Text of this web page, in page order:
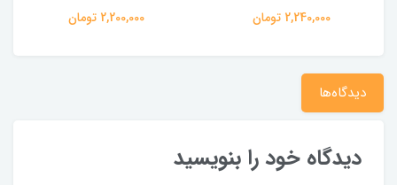
2,240,000 تومان 2,200,000 تومان
دیدگاه‌ها
دیدگاه خود را بنویسید